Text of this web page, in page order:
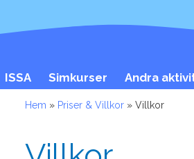
ISSA Simkurser Andra
Hem » Priser & Villkor » Villkor